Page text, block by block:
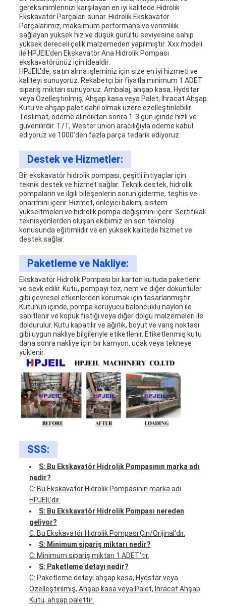
gereksinimlerinizi karşılayan en iyi kalitede Hidrolik
Ekskavatör Parçaları sunar. Hidrolik Ekskavatör
Parçalarımız, maksimum performans ve verimlilik
sağlayan yüksek hız ve düşük gürültü seviyesine sahip
yüksek dereceli çelik malzemeden yapılmıştır. Xxx modeli
ile HPJEIL'den Ekskavatör Ana Hidrolik Pompası
ekskavatörünüz için idealdir.
HPJEIL'de, satın alma işleminiz için size en iyi hizmeti ve
kaliteyi sunuyoruz. Rekabetçi bir fiyatla minimum 1 ADET
sipariş miktarı sunuyoruz. Ambalaj, ahşap kasa, Hydstar
veya Özelleştirilmiş, Ahşap kasa veya Palet, İhracat Ahşap
Kutu ve ahşap palet dahil olmak üzere özelleştirilebilir.
Teslimat, ödeme alındıktan sonra 1-3 gün içinde hızlı ve
güvenilirdir. T/T, Wester union aracılığıyla ödeme kabul
ediyoruz ve 1000'den fazla parça tedarik ediyoruz.
Destek ve Hizmetler:
Bir ekskavatör hidrolik pompası, çeşitli ihtiyaçlar için
teknik destek ve hizmet sağlar. Teknik destek, hidrolik
pompaların ve ilgili bileşenlerin sorun giderme, teşhis ve
onarımını içerir. Hizmet, önleyici bakım, sistem
yükseltmeleri ve hidrolik pompa değişimini içerir. Sertifikalı
teknisyenlerden oluşan ekibimiz en son teknoloji
konusunda eğitimlidir ve en yüksek kalitede hizmet ve
destek sağlar.
Paketleme ve Nakliye:
Ekskavatör Hidrolik Pompası bir karton kutuda paketlenir
ve sevk edilir. Kutu, pompayı toz, nem ve diğer döküntüler
gibi çevresel etkenlerden korumak için tasarlanmıştır.
Kutunun içinde, pompa koruyucu baloncuklu naylon ile
sabitlenir ve köpük fıstığı veya diğer dolgu malzemeleri ile
doldurulur. Kutu kapatılır ve ağırlık, boyut ve varış noktası
gibi uygun nakliye bilgileriyle etiketlenir. Etiketlenmiş kutu
daha sonra nakliye için bir kamyon, uçak veya tekneye
yüklenir.
SSS:
S: Bu Ekskavatör Hidrolik Pompasının marka adı
nedir?
C: Bu Ekskavatör Hidrolik Pompasının marka adı
HPJEIL'dir.
S: Bu Ekskavatör Hidrolik Pompası nereden
geliyor?
C: Bu Ekskavatör Hidrolik Pompası Çin/Orijinal'dir.
S: Minimum sipariş miktarı nedir?
C: Minimum sipariş miktarı 1 ADET'tir.
S: Paketleme detayı nedir?
C: Paketleme detayı ahşap kasa, Hydstar veya
Özelleştirilmiş, Ahşap kasa veya Palet, İhracat Ahşap
Kutu, ahşap palettir.